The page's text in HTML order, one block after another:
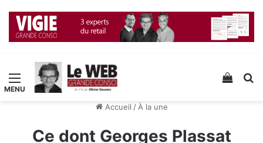
Menu Voir
Accueil / À la une
Ce dont Georges Plassat